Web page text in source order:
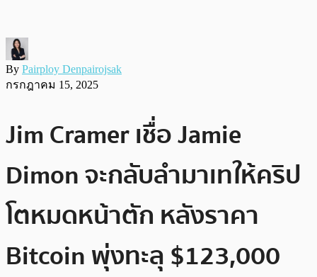
By Pairploy Denpairojsak
กรกฎาคม 15, 2025
Jim Cramer เชื่อ Jamie
Dimon จะกลับลำมาเทให้คริป
โตหมดหน้าตัก หลังราคา
Bitcoin พุ่งทะลุ $123,000